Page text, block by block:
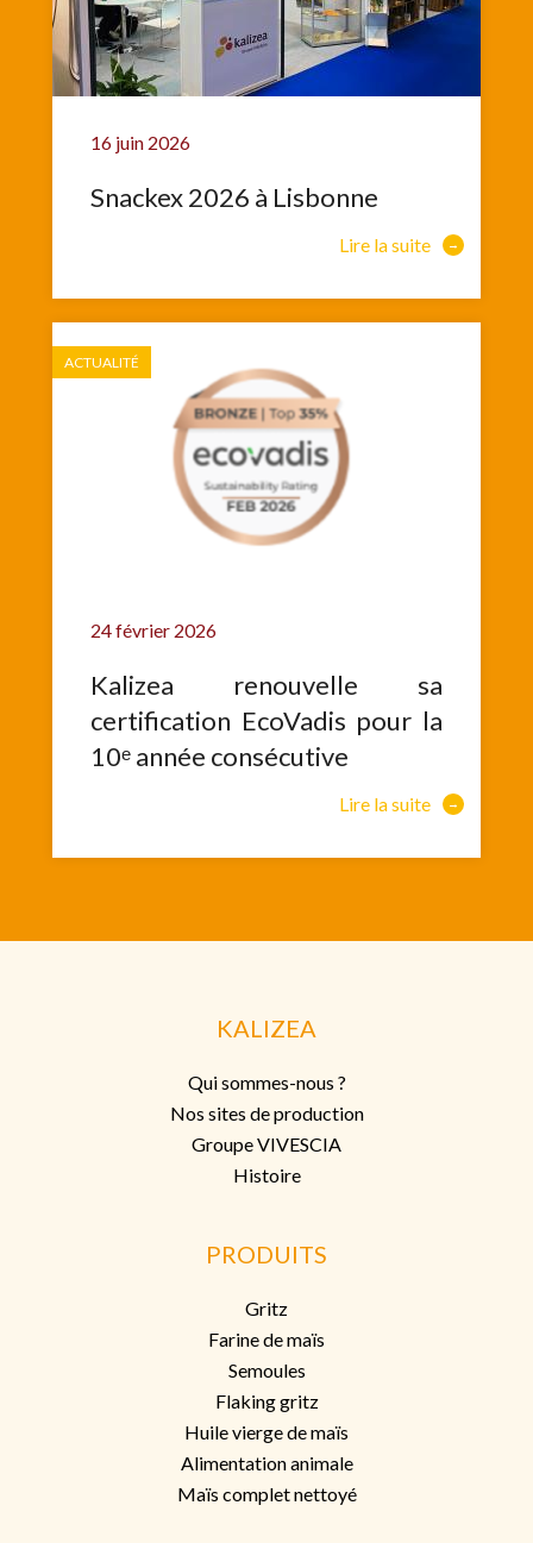
16 juin 2026
Snackex 2026 à Lisbonne
Lire la suite
ACTUALITÉ
24 février 2026
Kalizea renouvelle sa
certification EcoVadis pour la
10ᵉ année consécutive
Lire la suite
KALIZEA
Qui sommes-nous ?
Nos sites de production
Groupe VIVESCIA
Histoire
PRODUITS
Gritz
Farine de maïs
Semoules
Flaking gritz
Huile vierge de maïs
Alimentation animale
Maïs complet nettoyé